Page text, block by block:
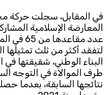
في المقابل، سجلت حركة
المعارضة الإسلامية
لتفقد أكثر من ثلث تمثيلها
البناء الوطني، شقيقتها
طرف الموالاة في التوجه